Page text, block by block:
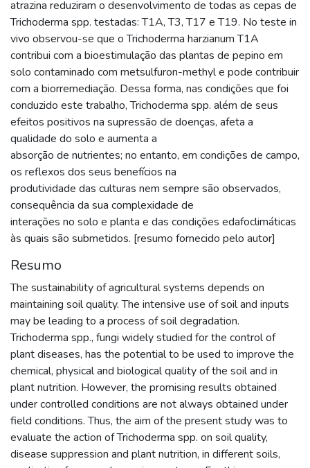
atrazina reduziram o desenvolvimento de todas as cepas de
Trichoderma spp. testadas: T1A, T3, T17 e T19. No teste in
vivo observou-se que o Trichoderma harzianum T1A
contribui com a bioestimulação das plantas de pepino em
solo contaminado com metsulfuron-methyl e pode contribuir
com a biorremediação. Dessa forma, nas condições que foi
conduzido este trabalho, Trichoderma spp. além de seus
efeitos positivos na supressão de doenças, afeta a
qualidade do solo e aumenta a
absorção de nutrientes; no entanto, em condições de campo,
os reflexos dos seus benefícios na
produtividade das culturas nem sempre são observados,
consequência da sua complexidade de
interações no solo e planta e das condições edafoclimáticas
às quais são submetidos. [resumo fornecido pelo autor]
Resumo
The sustainability of agricultural systems depends on
maintaining soil quality. The intensive use of soil and inputs
may be leading to a process of soil degradation.
Trichoderma spp., fungi widely studied for the control of
plant diseases, has the potential to be used to improve the
chemical, physical and biological quality of the soil and in
plant nutrition. However, the promising results obtained
under controlled conditions are not always obtained under
field conditions. Thus, the aim of the present study was to
evaluate the action of Trichoderma spp. on soil quality,
disease suppression and plant nutrition, in different soils,